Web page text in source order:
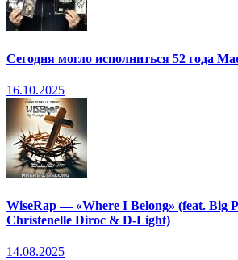
Сегодня могло исполниться 52 года
16.10.2025
WiseRap — «Where I Belong» (feat. Big
Christenelle Diroc & D-Light)
14.08.2025